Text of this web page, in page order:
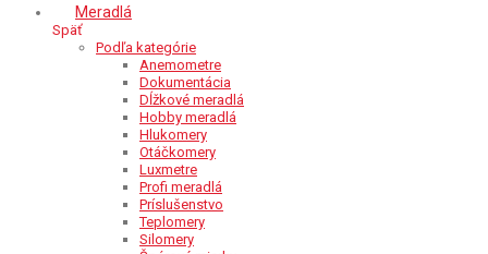
Meradlá
Späť
Podľa kategórie
Anemometre
Dokumentácia
Dĺžkové meradlá
Hobby meradlá
Hlukomery
Otáčkomery
Luxmetre
Profi meradlá
Príslušenstvo
Teplomery
Silomery